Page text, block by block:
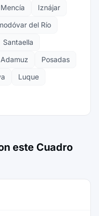
Iznájar
del Río
Santaella
Adamuz
Posadas
Luque
este Cuadro